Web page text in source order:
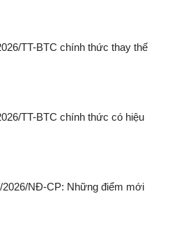
TT-BTC chính thức thay thế
TT-BTC chính thức có hiệu
2026/NĐ-CP: Những điểm mới